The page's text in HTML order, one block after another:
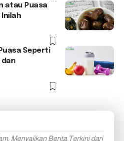
atau Puasa
Inilah
Seperti
dan
Menyajikan Berita Terkini dari